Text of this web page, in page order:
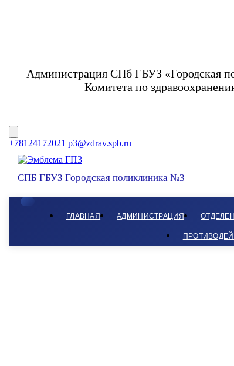
Администрация СПб ГБУЗ «Городская
Комитета по
Перейти
содержимому
+78124172021 p3@zdrav.spb.ru
СПБ ГБУЗ Городская поликлиника №3
Открыть
ГЛАВНАЯ АДМИНИСТРАЦИЯ